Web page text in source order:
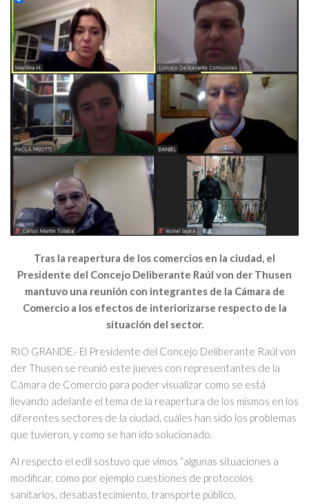
Tras la reapertura de los comercios en la ciudad, el
Presidente del Concejo Deliberante Raúl von der Thusen
mantuvo una reunión con integrantes de la Cámara de
Comercio a los efectos de interiorizarse respecto de la
situación del sector.
RIO GRANDE.- El Presidente del Concejo Deliberante Raúl von
der Thusen se reunió este jueves con representantes de la
Cámara de Comercio para poder visualizar como se está
llevando adelante el tema de la reapertura de los mismos en los
diferentes sectores de la ciudad, cuáles han sido los problemas
que tuvieron, y como se han ido solucionado.
Al respecto el edil sostuvo que vimos “algunas situaciones a
modificar, como por ejemplo cuestiones de protocolos
sanitarios, desabastecimiento, transporte público,